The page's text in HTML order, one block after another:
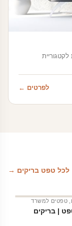
לפרטים ←
לכל טפט בריקים →
,טפטים למשרד
| בריקים